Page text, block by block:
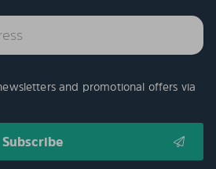
and promotional offers via